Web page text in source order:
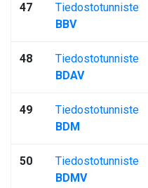
47
Tiedostotunniste
BBV
48
Tiedostotunniste
BDAV
49
Tiedostotunniste
BDM
50
Tiedostotunniste
BDMV